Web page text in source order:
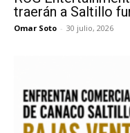
traerán a Saltillo
Omar Soto - 30 julio, 2026